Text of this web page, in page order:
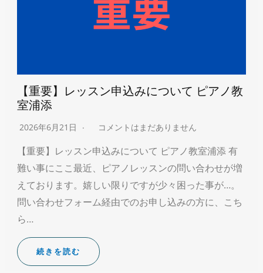
【重要】レッスン申込みについて ピアノ教
室浦添
2026年6月21日 コメントはまだありません
【重要】レッスン申込みについて ピアノ教室浦添 有
難い事にここ最近、ピアノレッスンの問い合わせが増
えております。嬉しい限りですが少々困った事が…。
問い合わせフォーム経由でのお申し込みの方に、こち
ら…
続きを読む